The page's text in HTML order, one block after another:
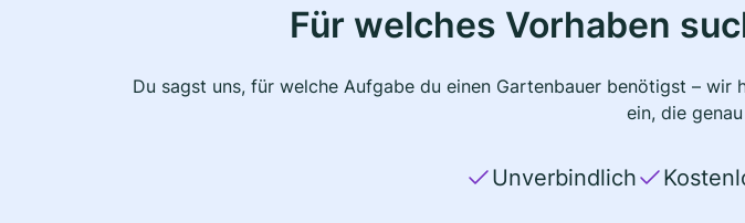
Für welches Vorhaben
Du sagst uns, für welche Aufgabe du einen Gartenbauer benötigst –
ein, die
Unverbindlich